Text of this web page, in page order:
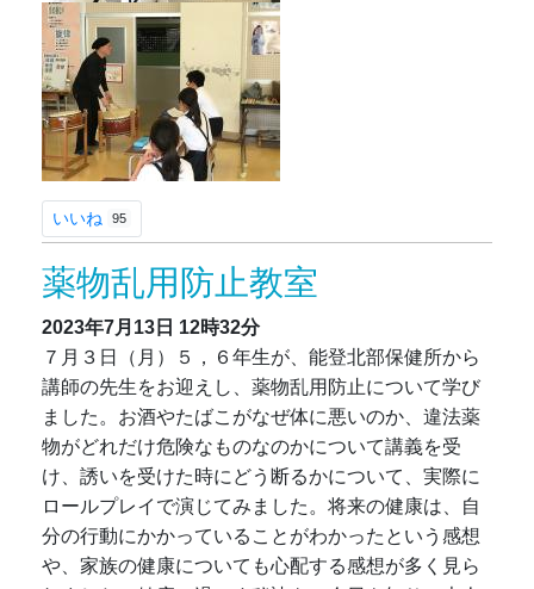
いいね 95
薬物乱用防止教室
2023年7月13日 12時32分
７月３日（月）５，６年生が、能登北部保健所から
講師の先生をお迎えし、薬物乱用防止について学び
ました。お酒やたばこがなぜ体に悪いのか、違法薬
物がどれだけ危険なものなのかについて講義を受
け、誘いを受けた時にどう断るかについて、実際に
ロールプレイで演じてみました。将来の健康は、自
分の行動にかかっていることがわかったという感想
や、家族の健康についても心配する感想が多く見ら